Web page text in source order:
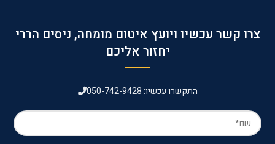
צרו קשר עכשיו ויועץ איטום מומחה, ניסים הררי
יחזור אליכם
התקשרו עכשיו: 050-742-9428